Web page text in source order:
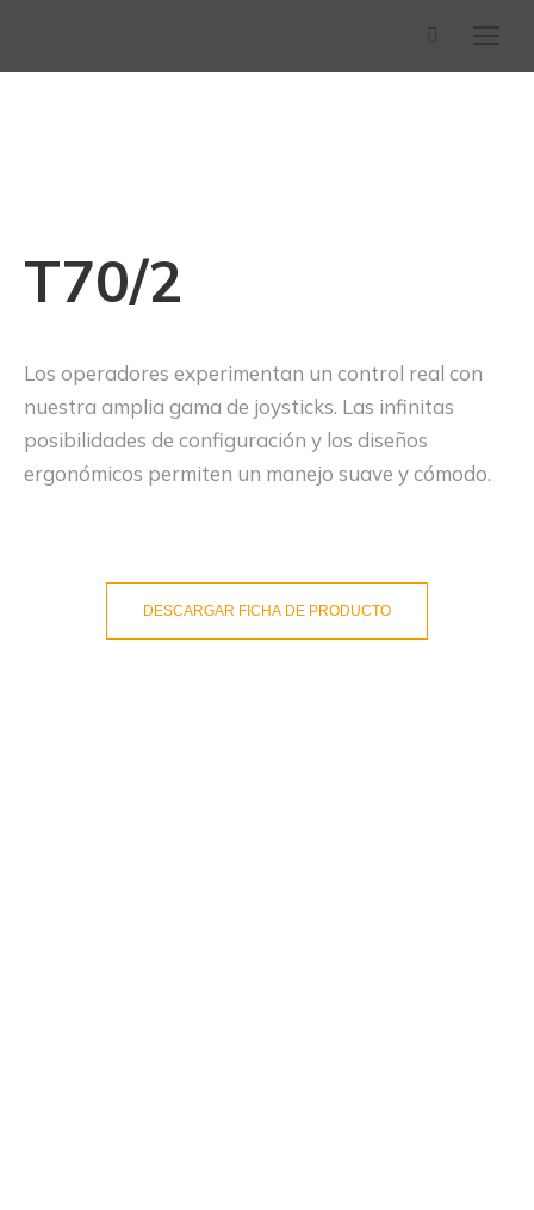
Buscar:
T70/2
Los operadores experimentan un control real con
nuestra amplia gama de joysticks. Las infinitas
posibilidades de configuración y los diseños
ergonómicos permiten un manejo suave y cómodo.
DESCARGAR FICHA DE PRODUCTO